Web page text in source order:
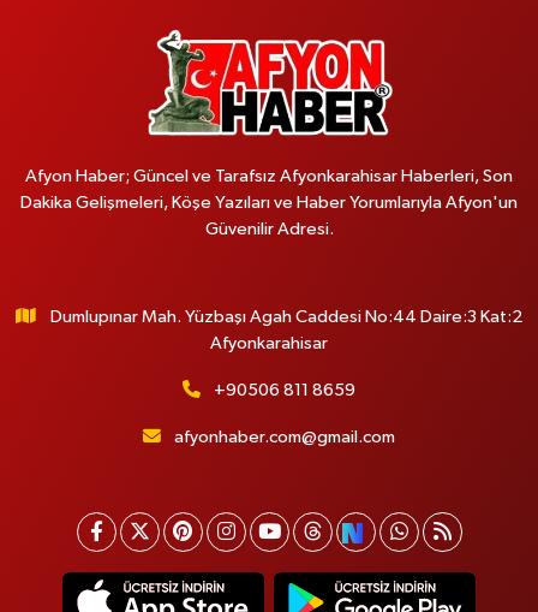
Afyon Haber; Güncel ve Tarafsız Afyonkarahisar Haberleri, Son
Dakika Gelişmeleri, Köşe Yazıları ve Haber Yorumlarıyla Afyon'un
Güvenilir Adresi.
Dumlupınar Mah. Yüzbaşı Agah Caddesi No:44 Daire:3 Kat:2
Afyonkarahisar
+90506 811 8659
afyonhaber.com@gmail.com